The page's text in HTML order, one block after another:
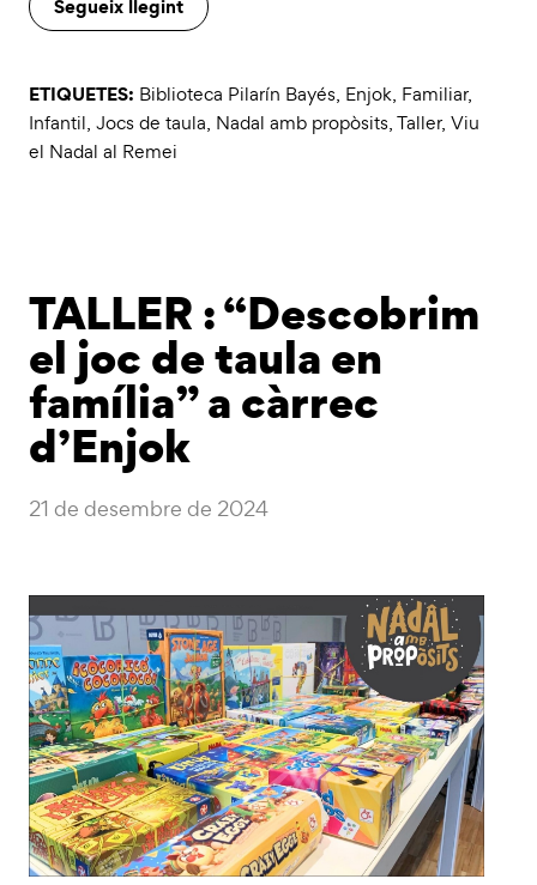
Segueix llegint
ETIQUETES: Biblioteca Pilarín Bayés, Enjok, Familiar,
Infantil, Jocs de taula, Nadal amb propòsits,Taller, Viu
el Nadal al Remei
TALLER : “Descobrim
el joc de taula en
família” a càrrec
d’Enjok
21 de desembre de 2024